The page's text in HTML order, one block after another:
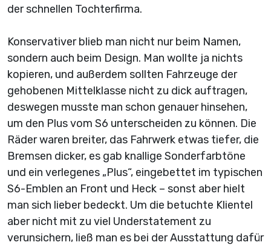
der schnellen Tochterfirma.
Konservativer blieb man nicht nur beim Namen,
sondern auch beim Design. Man wollte ja nichts
kopieren, und außerdem sollten Fahrzeuge der
gehobenen Mittelklasse nicht zu dick auftragen,
deswegen musste man schon genauer hinsehen,
um den Plus vom S6 unterscheiden zu können. Die
Räder waren breiter, das Fahrwerk etwas tiefer, die
Bremsen dicker, es gab knallige Sonderfarbtöne
und ein verlegenes „Plus“, eingebettet im typischen
S6-Emblen an Front und Heck – sonst aber hielt
man sich lieber bedeckt. Um die betuchte Klientel
aber nicht mit zu viel Understatement zu
verunsichern, ließ man es bei der Ausstattung dafür